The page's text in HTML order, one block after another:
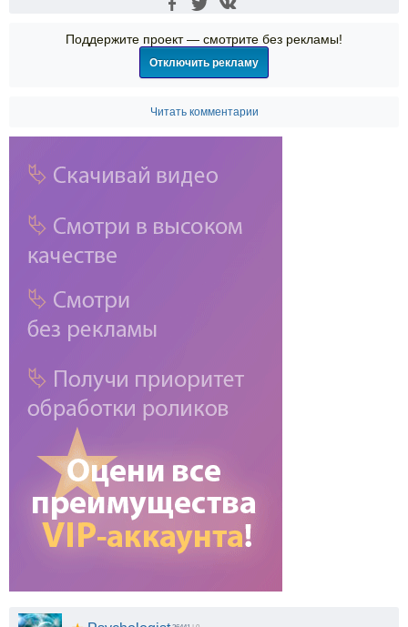
Поддержите проект — смотрите без рекламы!
Отключить рекламу
Читать комментарии